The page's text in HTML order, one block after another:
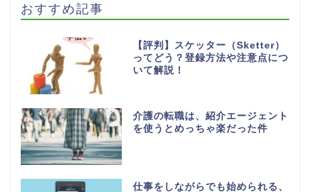
おすすめ記事
【評判】スケッター（Sketter）
ってどう？登録方法や注意点につ
いて解説！
介護の転職は、紹介エージェント
を使うとめっちゃ楽だった件
仕事をしながらでも始められる、